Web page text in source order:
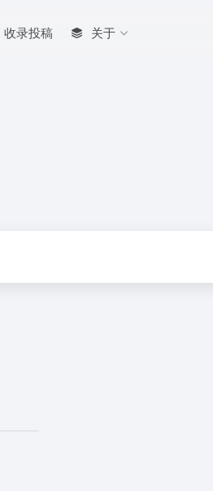
收录投稿 关于